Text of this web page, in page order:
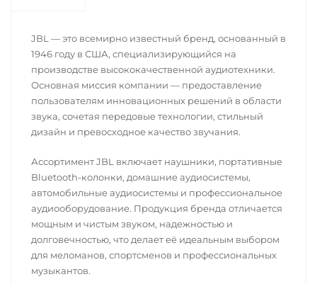
JBL — это всемирно известный бренд, основанный в
1946 году в США, специализирующийся на
производстве высококачественной аудиотехники.
Основная миссия компании — предоставление
пользователям инновационных решений в области
звука, сочетая передовые технологии, стильный
дизайн и превосходное качество звучания.
Ассортимент JBL включает наушники, портативные
Bluetooth-колонки, домашние аудиосистемы,
автомобильные аудиосистемы и профессиональное
аудиооборудование. Продукция бренда отличается
мощным и чистым звуком, надежностью и
долговечностью, что делает её идеальным выбором
для меломанов, спортсменов и профессиональных
музыкантов.